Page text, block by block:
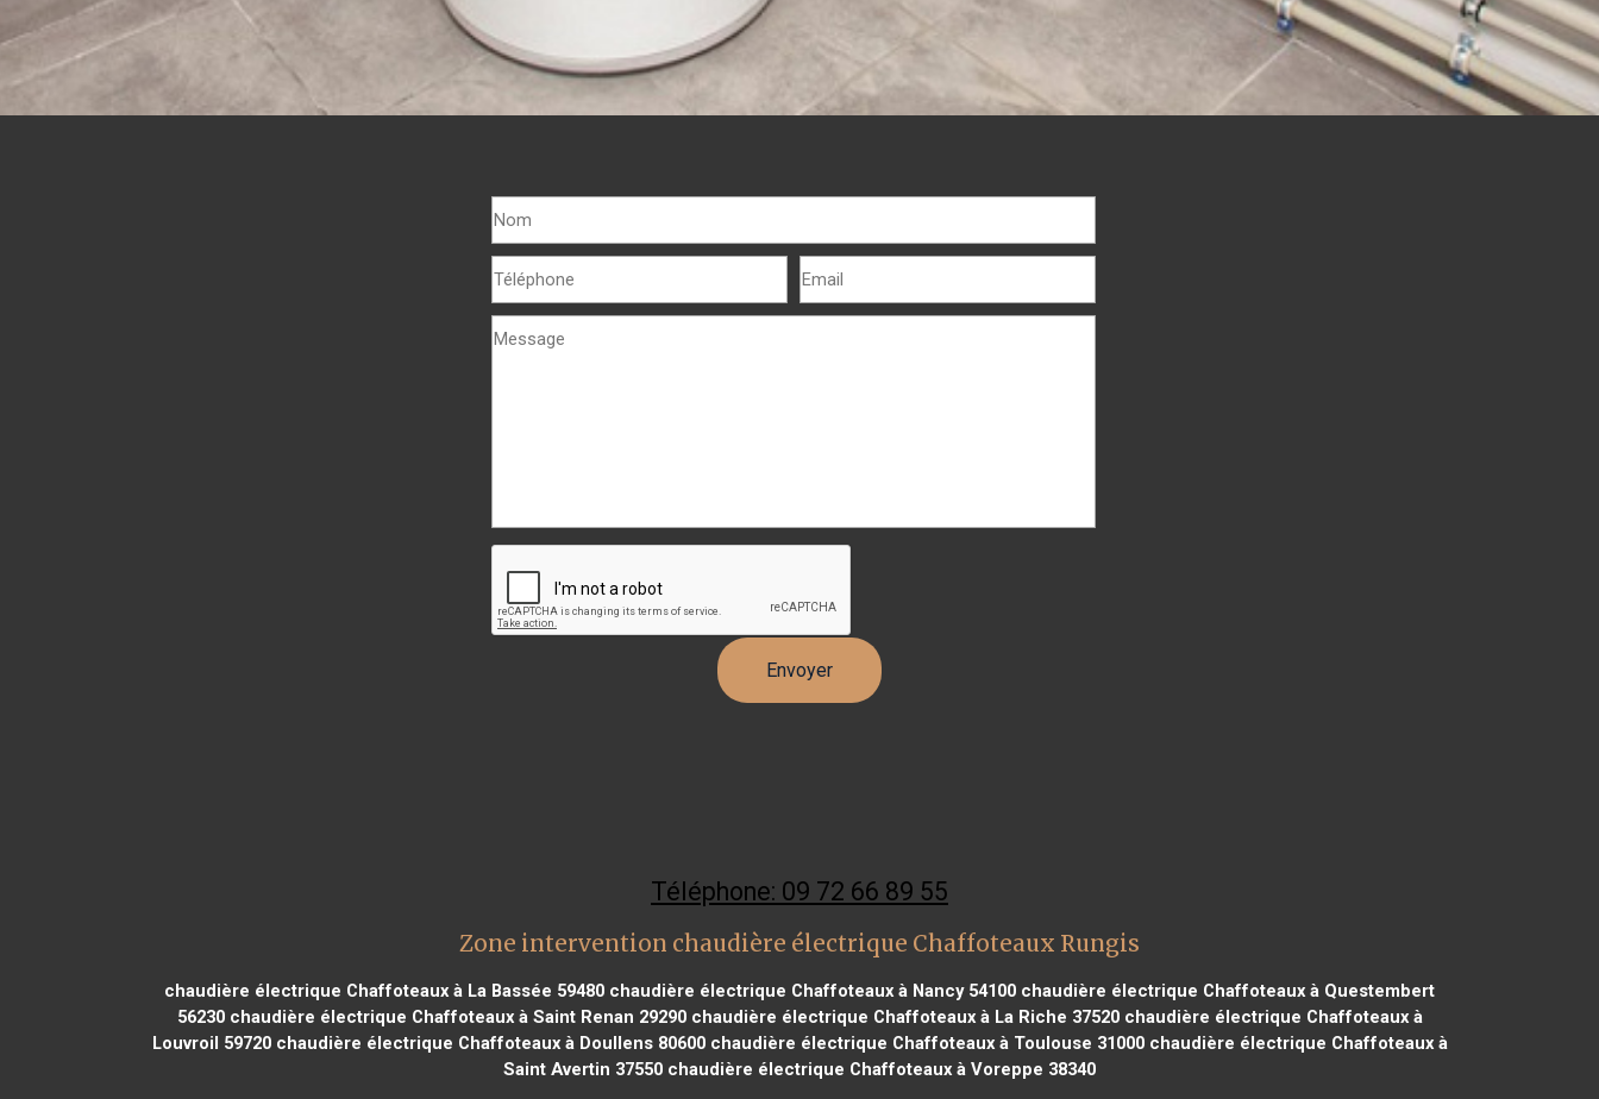
Téléphone: 09 72 66 89 55
Zone intervention chaudière électrique Chaffoteaux Rungis
chaudière électrique Chaffoteaux à La Bassée 59480 chaudière électrique Chaffoteaux à Nancy 54100 chaudière électrique Chaffoteaux à Questembert
56230chaudière électrique Chaffoteaux à Saint Renan 29290chaudière électrique Chaffoteaux à La Riche 37520chaudière électrique Chaffoteaux à
Louvroil 59720chaudière électrique Chaffoteaux à Doullens 80600chaudière électrique Chaffoteaux à Toulouse 31000chaudière électrique Chaffoteaux à
Saint Avertin 37550 chaudière électrique Chaffoteaux à Voreppe 38340